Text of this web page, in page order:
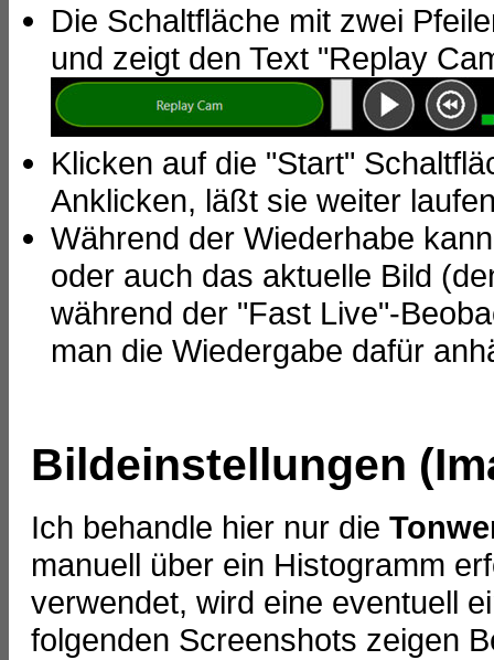
Die Schaltfläche mit zwei
und zeigt den Text "Replay
Klicken auf die "Start"
Anklicken, läßt sie weiter
Während der Wiederhabe
oder auch das aktuelle Bild
während der "Fast Live"-
man die Wiedergabe dafür
Bildeinstellungen
Ich behandle hier nur die
manuell über ein Histogramm
verwendet, wird eine eventuell
folgenden Screenshots zeigen